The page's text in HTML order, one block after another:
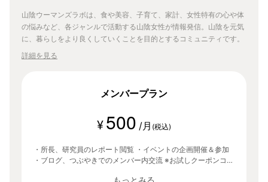
山陰ウーマンズラボは、食や美容、子育て、家計、女性特有の心や体
の悩みなど、各ジャンルで活動する山陰女性が情報発信。山陰を元気
に、暮らしをより良くしていくことを目的とするコミュニティです。
詳細を見る
メンバープラン
¥ 500 /月 (税込)
・所長、研究員のレポート閲覧 ・イベントの企画開催＆参加
・ブログ、つぶやきでのメンバー内交流 ※お試しクーポンコー
もっとみる